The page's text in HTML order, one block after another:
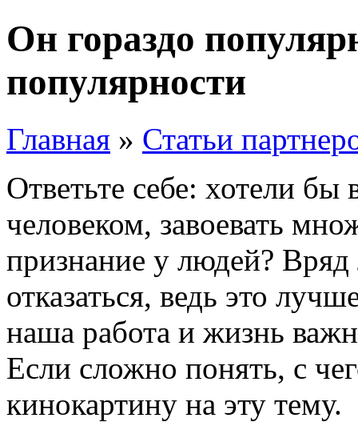
Он гораздо
популярности
Главная » Статьи
Ответьте себе: хотели
человеком, завоевать
признание у людей?
отказаться, ведь это
наша работа и жизнь
Если сложно понять, с
кинокартину на эту тему.